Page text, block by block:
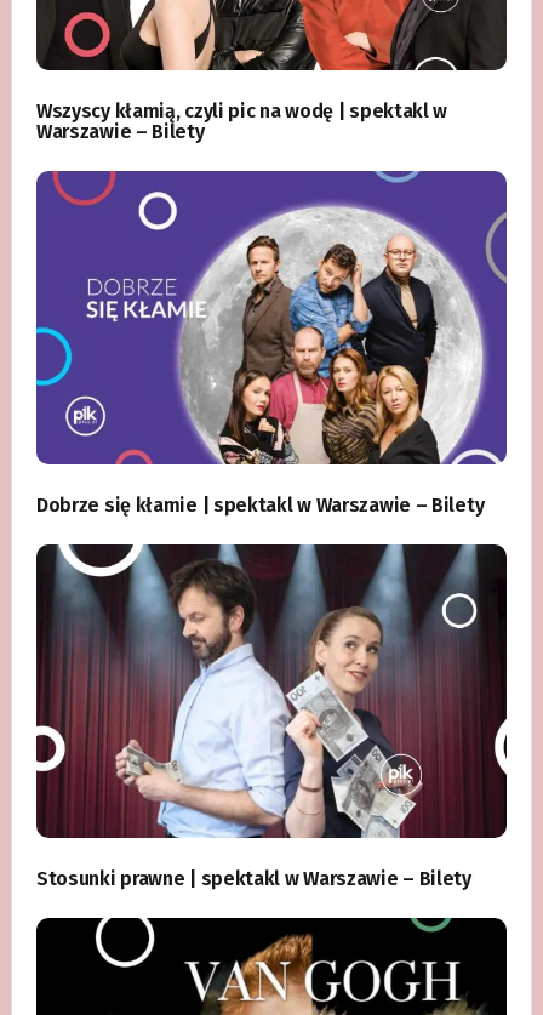
Wszyscy kłamią, czyli pic na wodę | spektakl w
Warszawie – Bilety
Dobrze się kłamie | spektakl w Warszawie – Bilety
Stosunki prawne | spektakl w Warszawie – Bilety